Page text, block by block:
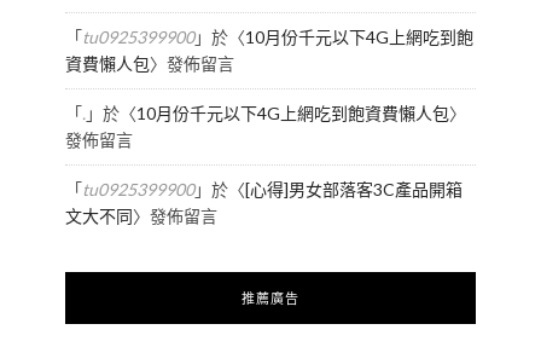
「tu0925399900」於〈10月份千元以下4G上網吃到飽
資費懶人包〉發佈留言
「.」於〈10月份千元以下4G上網吃到飽資費懶人包〉
發佈留言
「tu0925399900」於〈[心得]男女部落客3C產品開箱
文大不同〉發佈留言
推薦廣告